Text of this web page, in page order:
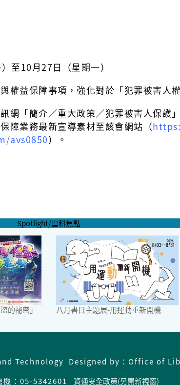
至10月27日（星期一）
權益保障事項，強化對於「犯罪被害人
網「簡介／重大政策／犯罪被害人保護
障業務最新宣導素材至該會網站（
avs0850）。
Spotlight/雲科焦點
的祕密」 八月書目主題展-用運動重新開機
Technology Designed by：Office of
機：05-5342601 資通安全政策(另開新視窗)